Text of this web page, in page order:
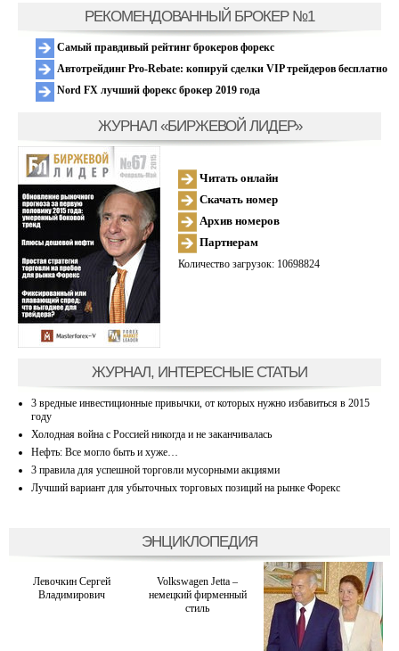
РЕКОМЕНДОВАННЫЙ БРОКЕР №1
Самый правдивый рейтинг брокеров форекс
Автотрейдинг Pro-Rebate: копируй сделки VIP трейдеров бесплатно
Nord FX лучший форекс брокер 2019 года
ЖУРНАЛ «БИРЖЕВОЙ ЛИДЕР»
Читать онлайн
Скачать номер
Архив номеров
Партнерам
Количество загрузок: 10698824
ЖУРНАЛ, ИНТЕРЕСНЫЕ СТАТЬИ
3 вредные инвестиционные привычки, от которых нужно избавиться в 2015
году
Холодная война с Россией никогда и не заканчивалась
Нефть: Все могло быть и хуже…
3 правила для успешной торговли мусорными акциями
Лучший вариант для убыточных торговых позиций на рынке Форекс
ЭНЦИКЛОПЕДИЯ
Левочкин Сергей
Владимирович
Volkswagen Jetta –
немецкий фирменный
стиль